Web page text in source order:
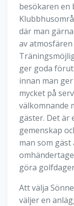
besökaren en
där man
av
ger goda
innan man
mycket på
välkomnande
gäster. Det är
gemenskap
man som
göra
Att välja
väljer en